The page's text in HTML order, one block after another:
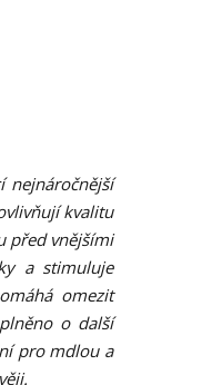
nejnáročnější
kvalitu
před vnějšími
a stimuluje
omezit
o další
pro mdlou a